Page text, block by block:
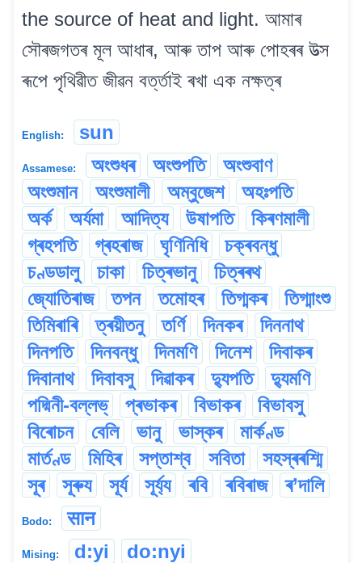
the source of heat and light. আমাৰ
সৌৰজগতৰ মূল আধাৰ, আৰু তাপ আৰু পোহৰৰ উত্স
ৰূপে পৃথিৱীত জীৱন বৰ্ত্তাই ৰখা এক নক্ষত্ৰ
English: sun
Assamese: অংশুধৰ অংশুপতি
অংশুবাণ
অংশুমান
অংশুমালী অম্বুজেশ
অহঃপতি
অৰ্ক
অৰ্যমা আদিত্য উষাপতি
কিৰণমালী
গ্ৰহপতি
গ্ৰহৰাজ ঘৃণিনিধি
চক্ৰবন্ধু
চণ্ডডালু
চাকা চিত্ৰভানু
চিত্ৰৰথ
জ্যোতিৰাজ
তপন তমোহৰ তিগ্মকৰ
তিগ্মাংশু
তিমিৰাৰি
ত্ৰয়ীতনু তৰ্ণি দিনকৰ
দিননাথ
দিনপতি
দিনবন্ধু দিনমণি দিনেশ
দিবাকৰ
দিবানাথ
দিবাবসু দিৱাকৰ দ্যুপতি
দ্যুমণি
পদ্মিনী-বল্লভ্
প্ৰভাকৰ বিভাকৰ
বিভাবসু
বিৰোচন
বেলি ভানু ভাস্কৰ
মাৰ্কণ্ড
মাৰ্তণ্ড
মিহিৰ সপ্তাশ্ব সবিতা
সহস্ৰৰশ্মি
সূৰ
সূৰুয সূৰ্য সূৰ্য্য ৰবি ৰবিৰাজ ৰ’দালি
Bodo: सान
Mising: d:yi do:nyi